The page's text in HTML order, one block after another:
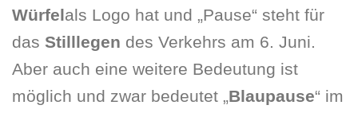
Würfelals Logo hat und „Pause“ steht für
das Stilllegen des Verkehrs am 6. Juni.
Aber auch eine weitere Bedeutung ist
möglich und zwar bedeutet „Blaupause“ im